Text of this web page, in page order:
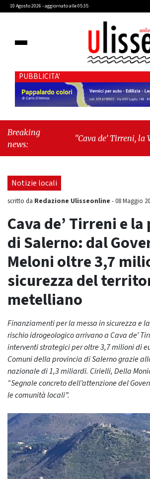
10 Agosto 2026 - aggiornato alle 05:35
PUBBLICITA'
Breaking
news:
"Cava de’ Tirreni, la Villa
seduta consiliare: “Serve
Notizie locali
scritto da Redazione Ulisseonline -08 Maggio
Cava de’ Tirreni e
di Salerno: dal
Meloni oltre 3,7
sicurezza del
metelliano
Finanziamenti per la messa in sicurezza e
rischio idrogeologico arrivano a Cava de’
interventi strategici per oltre 3,7 milioni di
Comuni della provincia di Salerno grazie
nazionale di 1,3 miliardi. Cirielli, Della
“Segnale concreto dell’attenzione del
le comunità locali”.